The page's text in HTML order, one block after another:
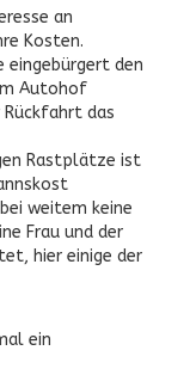
an
Kosten.
eingebürgert den
Autohof
das
Rastplätze ist
weitem keine
Frau und der
hier einige der
ein